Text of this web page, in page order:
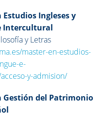
Ingleses y
Intercultural
y Letras
master-en-estudios-
e-
y-admision/
del Patrimonio